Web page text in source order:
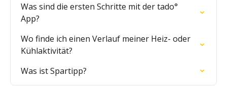
Was sind die ersten Schritte mit der tado°
App?
Wo finde ich einen Verlauf meiner Heiz- oder
Kühlaktivität?
Was ist Spartipp?